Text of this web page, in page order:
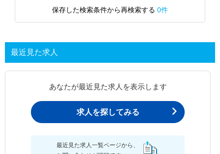
保存した検索条件から再検索する 0件
最近見た求人
あなたが最近見た求人を表示します
求人を探してみる
最近見た求人一覧ページから、